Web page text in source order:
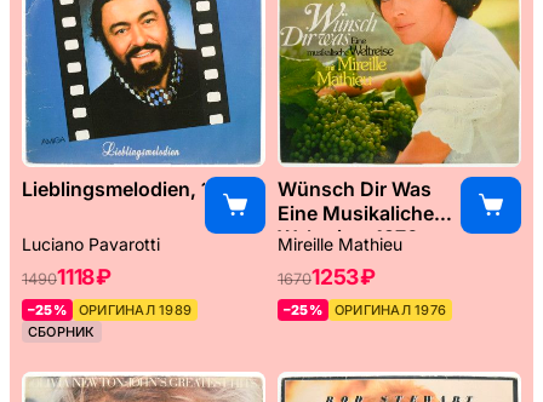
Lieblingsmelodien, 1989
Luciano Pavarotti
14901118 ₽
–25%
ОРИГИНАЛ 1989
СБОРНИК
Wünsch Dir Was
Eine Musikaliche
Weltreise, 1976
Mireille Mathieu
16701253 ₽
–25% ОРИГИНАЛ 1976